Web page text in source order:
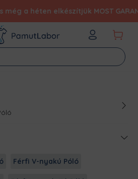
a héten elkészítjük MOST
Férfi V-nyakú Póló